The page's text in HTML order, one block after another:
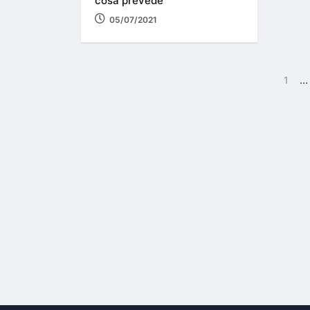
05/07/2021
1 …